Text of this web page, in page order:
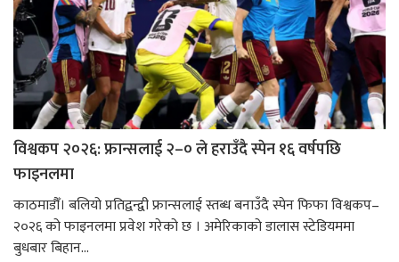
विश्वकप २०२६: फ्रान्सलाई २–० ले हराउँदै स्पेन १६ वर्षपछि
फाइनलमा
काठमाडौँ। बलियो प्रतिद्वन्द्वी फ्रान्सलाई स्तब्ध बनाउँदै स्पेन फिफा विश्वकप–
२०२६ को फाइनलमा प्रवेश गरेको छ । अमेरिकाको डालास स्टेडियममा
बुधबार बिहान...